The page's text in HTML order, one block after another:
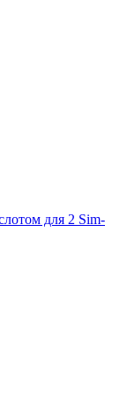
для 2 Sim-